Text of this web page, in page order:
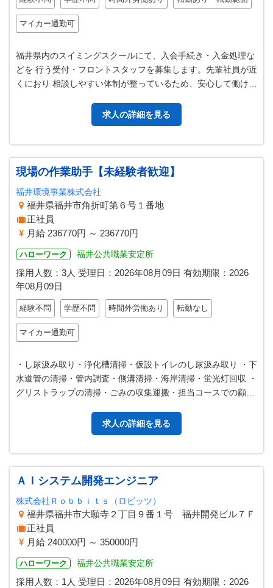
マイカー通勤可
福井県内のスイミングスクールにて、入会手続き・入金処理な
どを 行う受付・フロントスタッフを募集します。先輩社員が近
くにおり 相談しやすい体制が整っているため、安心して働けま
求人の詳細を見る
現場の作業助手【未経験者歓迎】
福井環境事業株式会社
福井県福井市角折町第６号１番地
正社員
月給 236770円 ～ 236770円
ハローワーク 福井公共職業安定所
採用人数：3人 受理日： 2026年08月09日 有効期限： 2026
年08月09日
経験不問 学歴不問 時間外労働あり 転勤なし
マイカー通勤可
・し尿汲み取り・浄化槽清掃・仮設トイレのし尿汲み取り ・下
水道管の清掃・管内調査・側溝清掃・海岸清掃・蛍光灯回収 ・
グリストラップの清掃・ごみの収集運搬・担当コースでの顧客
求人の詳細を見る
ＡＩシステム開発エンジニア
株式会社Ｒｏｂｂｉｔｓ（ロビッツ）
福井県福井市大願寺２丁目９番１号 福井開発ビル７Ｆ
正社員
月給 240000円 ～ 350000円
ハローワーク 福井公共職業安定所
採用人数：1人 受理日： 2026年08月09日 有効期限： 2026